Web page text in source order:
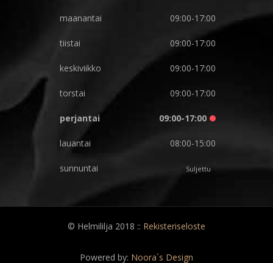
maanantai 09:00-17:00
tiistai 09:00-17:00
keskiviikko 09:00-17:00
torstai 09:00-17:00
perjantai 09:00-17:00
lauantai 08:00-15:00
sunnuntai Suljettu
© Helmililja 2018 :: Rekisteriseloste
Powered by: Noora´s Design